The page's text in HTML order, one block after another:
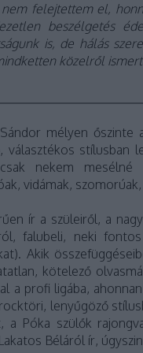
nem felejtettem el,
beszélgetés
is, de hálás
közelről
mélyen őszinte
választékos
nekem
vidámak,
ír a szüleiről, a
falubeli, neki
Akik
kötelező
a profi ligába,
lenyűgöző
a Póka szülők
Béláról ír,